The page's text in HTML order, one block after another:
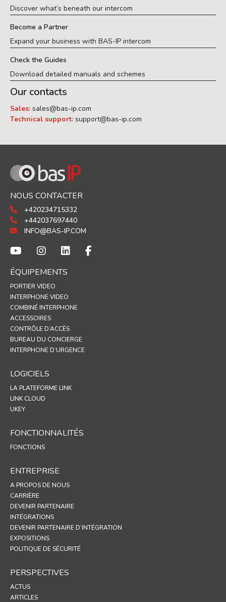
Discover what’s beneath our intercom
Become a Partner
Expand your business with BAS-IP intercom
Check the Guides
Download detailed manuals and schemes
Our contacts
Sales: sales@bas-ip.com
Technical support: support@bas-ip.com
NOUS CONTACTER
+420234715332
+442037697440
INFO@BAS-IP.COM
ÉQUIPEMENTS
PORTIER VIDEO
INTERPHONE VIDEO
COMBINÉ INTERPHONE
ACCESSOIRES
CONTRÔLE D’ACCÈS
BUREAU DU CONCIERGE
INTERPHONE D’URGENCE
LOGICIELS
LA PLATEFORME LINK
LINK CLOUD
UKEY
FONCTIONNALITÉS
FONCTIONS
ENTREPRISE
A PROPOS DE NOUS
CARRIÈRE
DEVENIR PARTENAIRE
INTÉGRATIONS
DEVENIR PARTENAIRE D’INTÉGRATION
EXPOSITIONS
POLITIQUE DE SÉCURITÉ
PERSPECTIVES
ACTUS
ARTICLES